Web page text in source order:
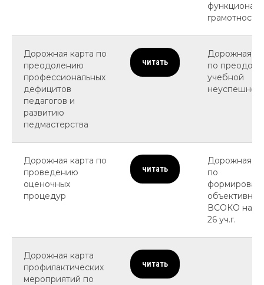
грамотности
Дорожная карта по
преодолению
профессиональных
дефицитов
педагогов и
развитию
педмастерства
читать
Дорожная
по
учебной
Дорожная карта по
проведению
оценочных
процедур
читать
Дорожная
по
объективной
ВСОКО на
26 уч.г.
Дорожная карта
профилактических
мероприятий по
читать